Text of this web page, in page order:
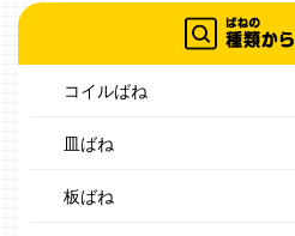
コイルばね
皿ばね
板ばね